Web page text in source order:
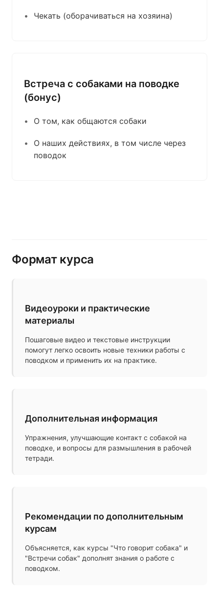
Чекать (оборачиваться на хозяина)
Встреча с собаками на поводке
(бонус)
О том, как общаются собаки
О наших действиях, в том числе через
поводок
Формат курса
Видеоуроки и практические
материалы
Пошаговые видео и текстовые инструкции
помогут легко освоить новые техники работы с
поводком и применить их на практике.
Дополнительная информация
Упражнения, улучшающие контакт с собакой на
поводке, и вопросы для размышления в рабочей
тетради.
Рекомендации по дополнительным
курсам
Объясняется, как курсы "Что говорит собака" и
"Встречи собак" дополнят знания о работе с
поводком.